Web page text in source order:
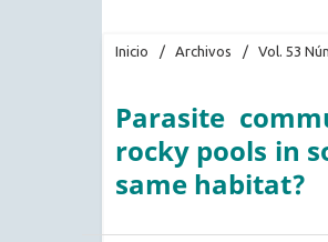
Inicio / Archivos / Vol. 53
Parasite
rocky pools in
same habitat?